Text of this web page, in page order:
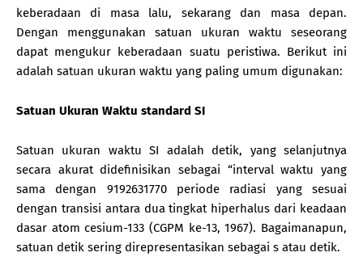
keberadaan di masa lalu, sekarang dan masa depan.
Dengan menggunakan satuan ukuran waktu seseorang
dapat mengukur keberadaan suatu peristiwa. Berikut ini
adalah satuan ukuran waktu yang paling umum digunakan:
Satuan Ukuran Waktu standard SI
Satuan ukuran waktu SI adalah detik, yang selanjutnya
secara akurat didefinisikan sebagai “interval waktu yang
sama dengan 9192631770 periode radiasi yang sesuai
dengan transisi antara dua tingkat hiperhalus dari keadaan
dasar atom cesium-133 (CGPM ke-13, 1967). Bagaimanapun,
satuan detik sering direpresentasikan sebagai s atau detik.